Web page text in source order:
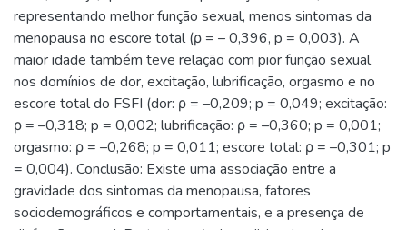
representando melhor função sexual, menos sintomas da
menopausa no escore total (ρ = – 0,396, p = 0,003). A
maior idade também teve relação com pior função sexual
nos domínios de dor, excitação, lubrificação, orgasmo e no
escore total do FSFI (dor: ρ = –0,209; p = 0,049; excitação:
ρ = –0,318; p = 0,002; lubrificação: ρ = –0,360; p = 0,001;
orgasmo: ρ = –0,268; p = 0,011; escore total: ρ = –0,301; p
= 0,004). Conclusão: Existe uma associação entre a
gravidade dos sintomas da menopausa, fatores
sociodemográficos e comportamentais, e a presença de